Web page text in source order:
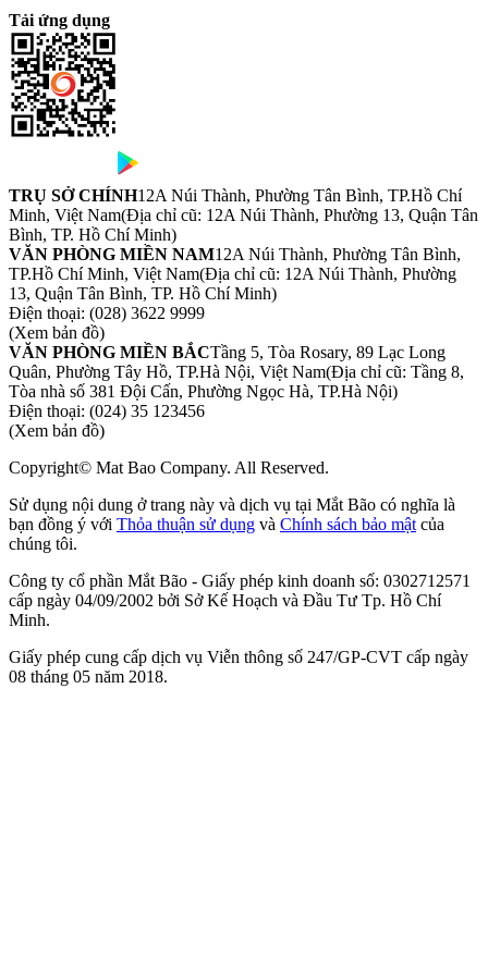
Tải ứng dụng
TRỤ SỞ CHÍNH12A Núi Thành, Phường Tân Bình, TP.Hồ Chí
Minh, Việt Nam(Địa chỉ cũ: 12A Núi Thành, Phường 13, Quận Tân
Bình, TP. Hồ Chí Minh)
VĂN PHÒNG MIỀN NAM12A Núi Thành, Phường Tân Bình,
TP.Hồ Chí Minh, Việt Nam(Địa chỉ cũ: 12A Núi Thành, Phường
13, Quận Tân Bình, TP. Hồ Chí Minh)
Điện thoại: (028) 3622 9999
(Xem bản đồ)
VĂN PHÒNG MIỀN BẮCTầng 5, Tòa Rosary, 89 Lạc Long
Quân, Phường Tây Hồ, TP.Hà Nội, Việt Nam(Địa chỉ cũ: Tầng 8,
Tòa nhà số 381 Đội Cấn, Phường Ngọc Hà, TP.Hà Nội)
Điện thoại: (024) 35 123456
(Xem bản đồ)
Copyright© Mat Bao Company. All Reserved.
Sử dụng nội dung ở trang này và dịch vụ tại Mắt Bão có nghĩa là
bạn đồng ý với Thỏa thuận sử dụng và Chính sách bảo mật của
chúng tôi.
Công ty cổ phần Mắt Bão - Giấy phép kinh doanh số: 0302712571
cấp ngày 04/09/2002 bởi Sở Kế Hoạch và Đầu Tư Tp. Hồ Chí
Minh.
Giấy phép cung cấp dịch vụ Viễn thông số 247/GP-CVT cấp ngày
08 tháng 05 năm 2018.